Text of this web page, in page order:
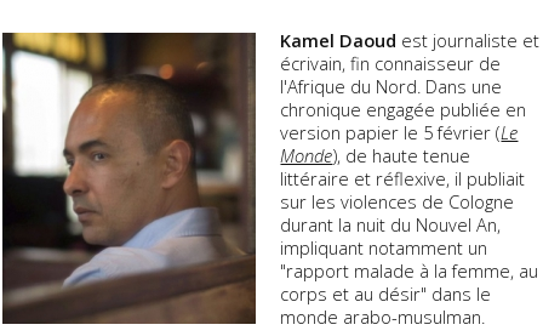
Kamel Daoud est journaliste et
écrivain, fin connaisseur de
l'Afrique du Nord. Dans une
chronique engagée publiée en
version papier le 5 février (Le
Monde), de haute tenue
littéraire et réflexive, il publiait
sur les violences de Cologne
durant la nuit du Nouvel An,
impliquant notamment un
"rapport malade à la femme, au
corps et au désir" dans le
monde arabo-musulman.